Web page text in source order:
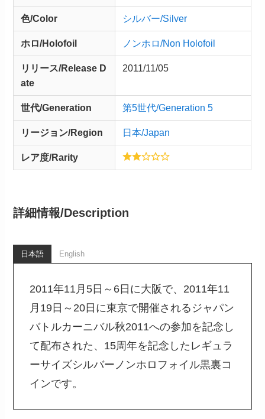
色/Color シルバー/Silver
ホロ/Holofoil ノンホロ/Non Holofoil
リリース/Release D
ate
2011/11/05
世代/Generation 第5世代/Generation 5
リージョン/Region 日本/Japan
レア度/Rarity
詳細情報/Description
日本語 English
2011年11月5日～6日に大阪で、2011年11
月19日～20日に東京で開催されるジャパン
バトルカーニバル秋2011への参加を記念し
て配布された、15周年を記念したレギュラ
ーサイズシルバーノンホロフォイル黒裏コ
インです。